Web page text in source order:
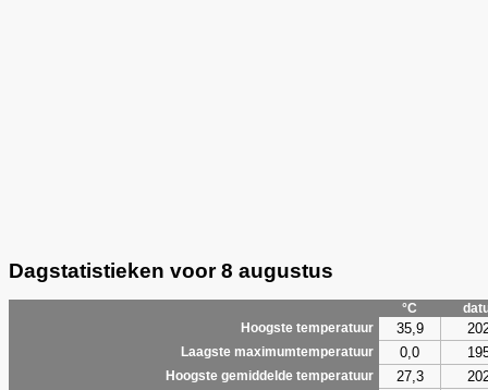
Dagstatistieken voor 8 augustus
°C
Hoogste temperatuur
35,9
Laagste maximumtemperatuur 0,0
Hoogste gemiddelde temperatuur 27,3